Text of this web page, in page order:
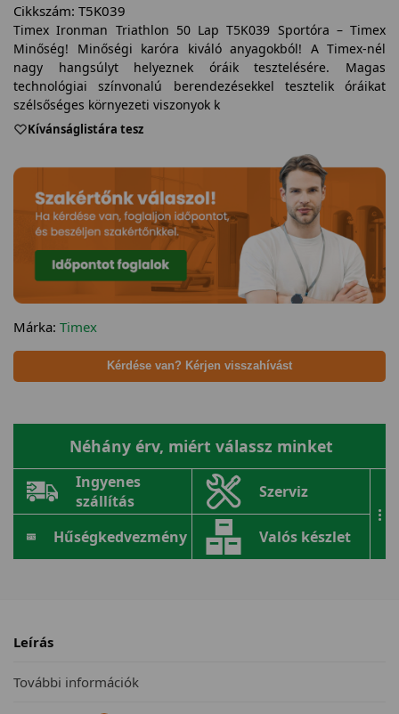
Cikkszám: T5K039
Timex Ironman Triathlon 50 Lap T5K039 Sportóra – Timex
Minőség! Minőségi karóra kiváló anyagokból! A Timex-nél
nagy hangsúlyt helyeznek óráik tesztelésére. Magas
technológiai színvonalú berendezésekkel tesztelik óráikat
szélsőséges környezeti viszonyok k
Kívánságlistára tesz
Márka: Timex
Kérdése van? Kérjen visszahívást
Néhány érv, miért válassz minket
Ingyenes
szállítás
Szerviz
Hűségkedvezmény Valós készlet
...
Leírás
További információk